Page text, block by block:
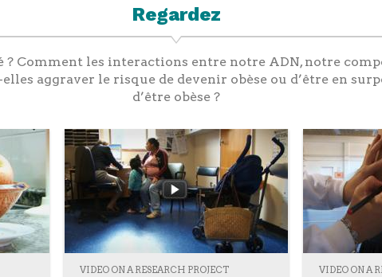
Regardez
? Comment les interactions entre notre ADN, notre
aggraver le risque de devenir obèse ou d’être en
d’être obèse ?
VIDEO ON A RESEARCH PROJECT VIDEO ON A